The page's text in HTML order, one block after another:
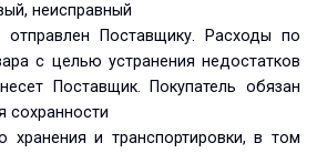
неисправный
Поставщику. Расходы по
с целью устранения недостатков
Поставщик. Покупатель обязан
сохранности
хранения и транспортировки, в том